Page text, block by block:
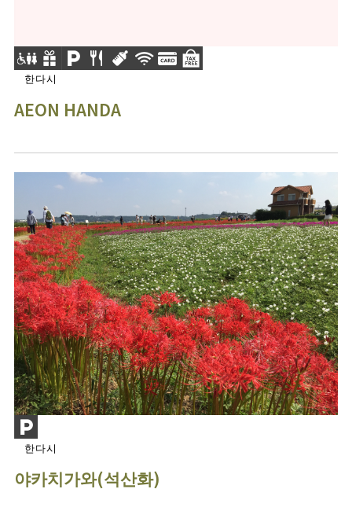
한다시
AEON HANDA
한다시
야카치가와(석산화)